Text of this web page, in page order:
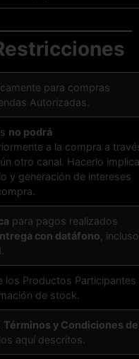
para compras
Autorizadas.
no podrá
a la compra a
otro canal. Hacerlo implica
y generación de intereses
para pagos realizados
con datáfono ,
los Productos Participantes
de stock.
Términos y Condiciones de
aquí descritos.